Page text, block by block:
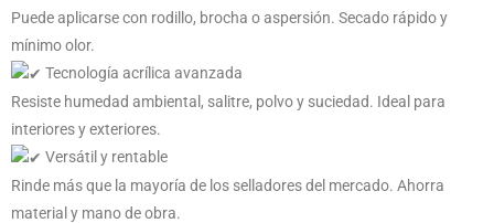
Puede aplicarse con rodillo, brocha o aspersión. Secado rápido y
mínimo olor.
Tecnología acrílica avanzada
Resiste humedad ambiental, salitre, polvo y suciedad. Ideal para
interiores y exteriores.
Versátil y rentable
Rinde más que la mayoría de los selladores del mercado. Ahorra
material y mano de obra.